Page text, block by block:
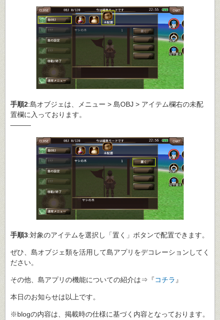
手順2:島オブジェは、メニュー > 島OBJ > アイテム欄右の未配
置欄に入っております。
―――
手順3:対象のアイテムを選択し「置く」ボタンで配置できます。
ぜひ、島オブジェ類を活用して島アプリをデコレーションしてく
ださい。
その他、島アプリの機能についての紹介は⇒『コチラ 』
本日のお知らせは以上です。
※blogの内容は、掲載時の仕様に基づく内容となっております。